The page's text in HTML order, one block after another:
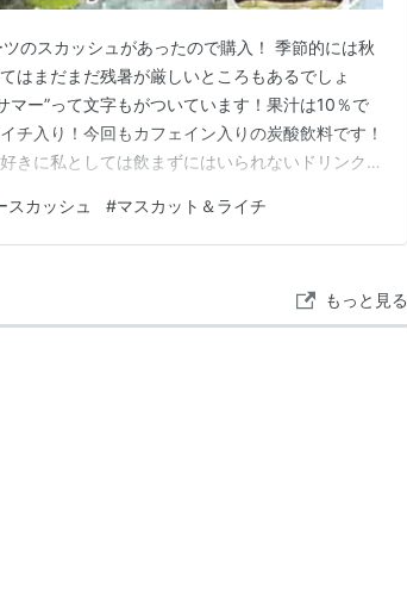
のスカッシュがあったので購入！ 季節的には秋
はまだまだ残暑が厳しいところもあるでしょ
マー”って文字もがついています！果汁は10％で
チ入り！今回もカフェイン入りの炭酸飲料です！
きに私としては飲まずにはいられないドリンクで
＆ライチ】を飲んでみた‼ はじめに・・・注意事
スカッシュ #マスカット＆ライチ
もっと見る